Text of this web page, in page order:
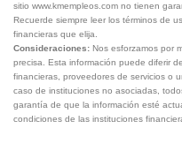
sitio www.kmempleos.com no tienen
Recuerde siempre leer los términos de
financieras que elija.
Consideraciones: Nos esforzamos por
precisa. Esta información puede diferir
financieras, proveedores de servicios o
caso de instituciones no asociadas,
garantía de que la información esté
condiciones de las instituciones